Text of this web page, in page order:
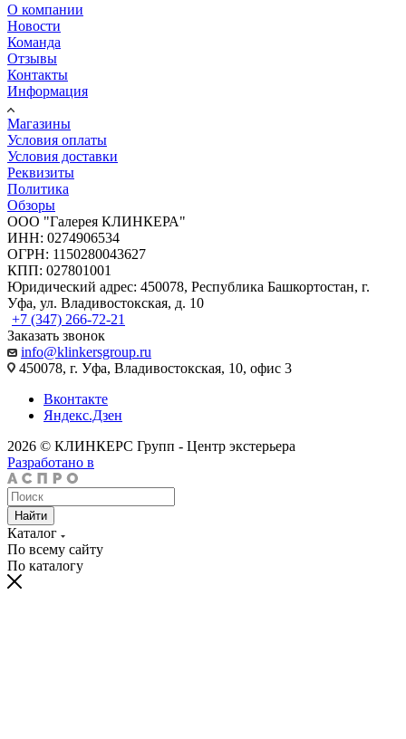
О компании
Новости
Команда
Отзывы
Контакты
Информация
Магазины
Условия оплаты
Условия доставки
Реквизиты
Политика
Обзоры
ООО "Галерея КЛИНКЕРА"
ИНН: 0274906534
ОГРН: 1150280043627
КПП: 027801001
Юридический адрес: 450078, Республика Башкортостан, г.
Уфа, ул. Владивостокская, д. 10
+7 (347) 266-72-21
Заказать звонок
info@klinkersgroup.ru
450078, г. Уфа, Владивостокская, 10, офис 3
Вконтакте
Яндекс.Дзен
2026 © КЛИНКЕРС Групп - Центр экстерьера
Разработано в
Найти
Каталог
По всему сайту
По каталогу